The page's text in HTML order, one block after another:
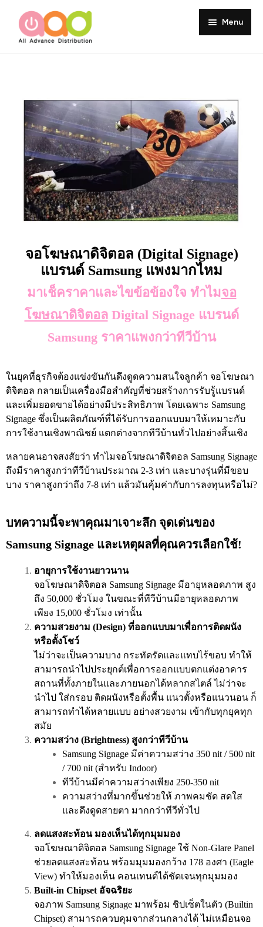
Menu
Products
Services
Portfolio
Customer Review
Knowledge
จอโฆษณาดิจิตอล (Digital Signage)
แบรนด์ Samsung แพงมากไหม
มาเช็คราคาและไขข้อข้องใจ ทำไมจอ
โฆษณาดิจิตอลDigital Signage แบรนด์
Samsung ราคาแพงกว่าทีวีบ้าน
ในยุคที่ธุรกิจต้องแข่งขันกันดึงดูดความสนใจลูกค้า จอโฆษณา
ดิจิตอล กลายเป็นเครื่องมือสำคัญที่ช่วยสร้างการรับรู้แบรนด์
และเพิ่มยอดขายได้อย่างมีประสิทธิภาพ โดยเฉพาะ Samsung
Signage ซึ่งเป็นผลิตภัณฑ์ที่ได้รับการออกแบบมาให้เหมาะกับ
การใช้งานเชิงพาณิชย์ แตกต่างจากทีวีบ้านทั่วไปอย่างสิ้นเชิง
หลายคนอาจสงสัยว่า ทำไมจอโฆษณาดิจิตอล Samsung Signage
ถึงมีราคาสูงกว่าทีวีบ้านประมาณ 2-3 เท่า และบางรุ่นที่มีขอบ
บาง ราคาสูงกว่าถึง 7-8 เท่า แล้วมันคุ้มค่ากับการลงทุนหรือไม่?
บทความนี้จะพาคุณมาเจาะลึก จุดเด่นของ
Samsung Signage และเหตุผลที่คุณควรเลือกใช้!
อายุการใช้งานยาวนาน
จอโฆษณาดิจิตอล Samsung Signage มีอายุหลอดภาพ สูง
ถึง 50,000 ชั่วโมง ในขณะที่ทีวีบ้านมีอายุหลอดภาพ
เพียง 15,000 ชั่วโมง เท่านั้น
ความสวยงาม (Design) ที่ออกแบบมาเพื่อการติดผนัง
หรือตั้งโชว์
ไม่ว่าจะเป็นความบาง กระทัดรัดและแทบไร้ขอบ ทำให้
สามารถนำไปประยุกต์เพื่อการออกแบบตกแต่งอาคาร
สถานที่ทั้งภายในและภายนอกได้หลากสไตล์ ไม่ว่าจะ
นำไป ใส่กรอบ ติดผนังหรือตั้งพื้น แนวตั้งหรือแนวนอน ก็
สามารถทำได้หลายแบบ อย่างสวยงาม เข้ากับทุกยุคทุก
สมัย
ความสว่าง (Brightness) สูงกว่าทีวีบ้าน
Samsung Signage มีค่าความสว่าง 350 nit / 500 nit
/ 700 nit (สำหรับ Indoor)
ทีวีบ้านมีค่าความสว่างเพียง 250-350 nit
ความสว่างที่มากขึ้นช่วยให้ ภาพคมชัด สดใส
และดึงดูดสายตา มากกว่าทีวีทั่วไป
ลดแสงสะท้อน มองเห็นได้ทุกมุมมอง
จอโฆษณาดิจิตอล Samsung Signage ใช้ Non-Glare Panel
ช่วยลดแสงสะท้อน พร้อมมุมมองกว้าง 178 องศา (Eagle
View) ทำให้มองเห็น คอนเทนต์ได้ชัดเจนทุกมุมมอง
Built-in Chipset อัจฉริยะ
จอภาพ Samsung Signage มาพร้อม ชิปเซ็ตในตัว (Builtin
Chipset) สามารถควบคุมจากส่วนกลางได้ ไม่เหมือนจอ